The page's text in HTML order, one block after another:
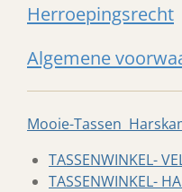
Herroepingsrecht
Algemene
Mooie-Tassen
TASSENWINKEL-
TASSENWINKEL-